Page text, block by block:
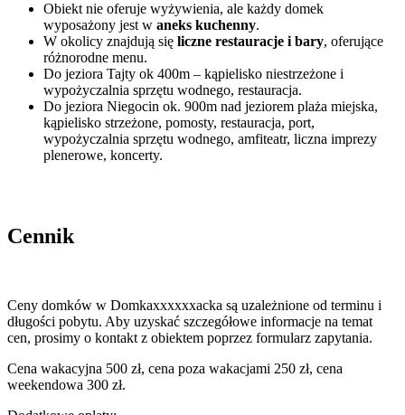
Obiekt nie oferuje wyżywienia, ale każdy domek
wyposażony jest w aneks kuchenny.
W okolicy znajdują się liczne restauracje i bary, oferujące
różnorodne menu.
Do jeziora Tajty ok 400m – kąpielisko niestrzeżone i
wypożyczalnia sprzętu wodnego, restauracja.
Do jeziora Niegocin ok. 900m nad jeziorem plaża miejska,
kąpielisko strzeżone, pomosty, restauracja, port,
wypożyczalnia sprzętu wodnego, amfiteatr, liczna imprezy
plenerowe, koncerty.
Cennik
Ceny domków w Domkaxxxxxxacka są uzależnione od terminu i
długości pobytu. Aby uzyskać szczegółowe informacje na temat
cen, prosimy o kontakt z obiektem poprzez formularz zapytania.
Cena wakacyjna 500 zł, cena poza wakacjami 250 zł, cena
weekendowa 300 zł.